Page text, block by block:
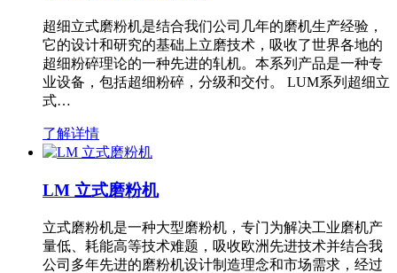
超细立式磨粉机是结合我们公司几年的磨机生产经验，
它的设计和研究的基础上立磨技术，吸收了世界各地的
超细粉碎理论的一种先进的轧机。本系列产品是一种专
业设备，包括超细粉碎，分级和交付。 LUM系列超细立
式…
了解详情
LM 立式磨粉机
立式磨粉机是一种大型磨粉机，专门为解决工业磨机产
量低、耗能高等技术难题，吸收欧洲先进技术并结合我
公司多年先进的磨粉机设计制造理念和市场需求，经过